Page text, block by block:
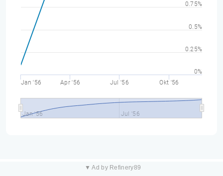
Jan '56 Apr '56 Jul '56 Okt '56
Jan '56 Jul '56
0%
0.25%
0.5%
0.75%
▼ Ad by Refinery89